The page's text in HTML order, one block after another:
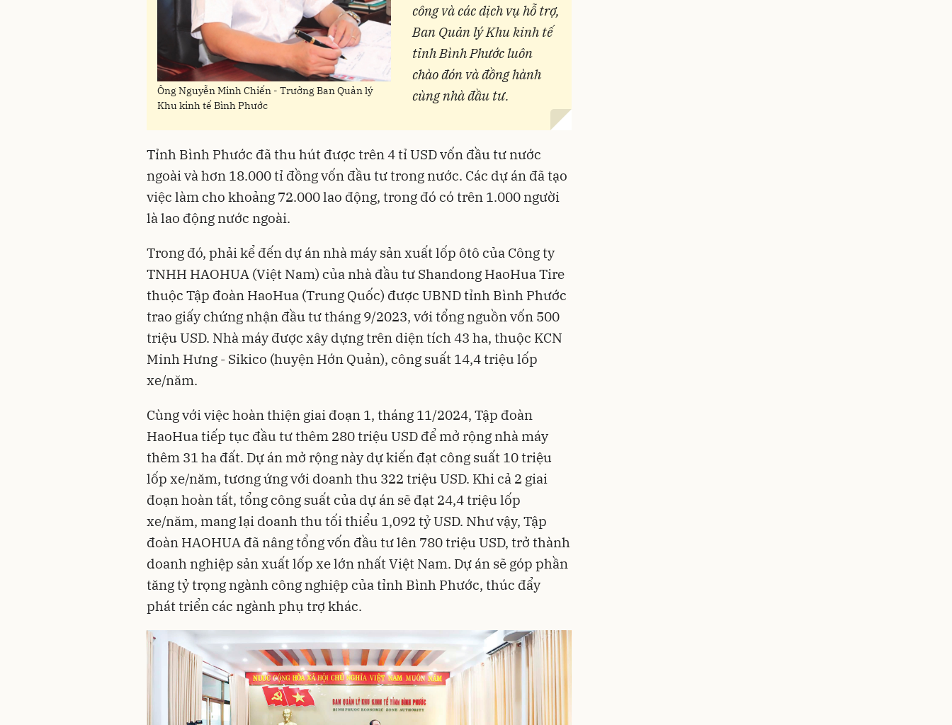
Ông Nguyễn Minh Chiến - Trưởng Ban Quản lý
Khu kinh tế Bình Phước
công và các dịch vụ hỗ trợ,
Ban Quản lý Khu kinh tế
tỉnh Bình Phước luôn
chào đón và đồng hành
cùng nhà đầu tư.
Tỉnh Bình Phước đã thu hút được trên 4 tỉ USD vốn đầu tư nước
ngoài và hơn 18.000 tỉ đồng vốn đầu tư trong nước. Các dự án đã tạo
việc làm cho khoảng 72.000 lao động, trong đó có trên 1.000 người
là lao động nước ngoài.
Trong đó, phải kể đến dự án nhà máy sản xuất lốp ôtô của Công ty
TNHH HAOHUA (Việt Nam) của nhà đầu tư Shandong HaoHua Tire
thuộc Tập đoàn HaoHua (Trung Quốc) được UBND tỉnh Bình Phước
trao giấy chứng nhận đầu tư tháng 9/2023, với tổng nguồn vốn 500
triệu USD. Nhà máy được xây dựng trên diện tích 43 ha, thuộc KCN
Minh Hưng - Sikico (huyện Hớn Quản), công suất 14,4 triệu lốp
xe/năm.
Cùng với việc hoàn thiện giai đoạn 1, tháng 11/2024, Tập đoàn
HaoHua tiếp tục đầu tư thêm 280 triệu USD để mở rộng nhà máy
thêm 31 ha đất. Dự án mở rộng này dự kiến đạt công suất 10 triệu
lốp xe/năm, tương ứng với doanh thu 322 triệu USD. Khi cả 2 giai
đoạn hoàn tất, tổng công suất của dự án sẽ đạt 24,4 triệu lốp
xe/năm, mang lại doanh thu tối thiểu 1,092 tỷ USD. Như vậy, Tập
đoàn HAOHUA đã nâng tổng vốn đầu tư lên 780 triệu USD, trở thành
doanh nghiệp sản xuất lốp xe lớn nhất Việt Nam. Dự án sẽ góp phần
tăng tỷ trọng ngành công nghiệp của tỉnh Bình Phước, thúc đẩy
phát triển các ngành phụ trợ khác.